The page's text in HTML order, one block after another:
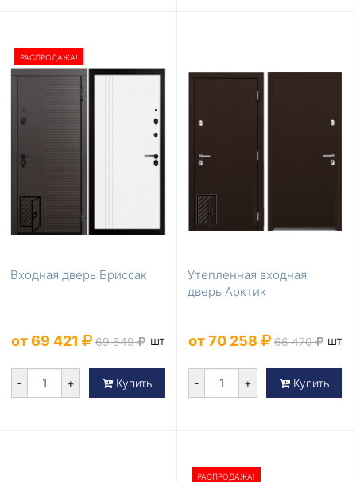
РАСПРОДАЖА!
Входная дверь Бриссак
от 69 421 69 649 шт
- + Купить
Утепленная входная
дверь Арктик
от 70 258 66 470 шт
- + Купить
РАСПРОДАЖА!